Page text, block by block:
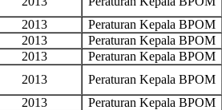
2013 Peraturan Kepala BPOM
2013 Peraturan Kepala BPOM
2013 Peraturan Kepala BPOM
2013 Peraturan Kepala BPOM
2013 Peraturan Kepala BPOM